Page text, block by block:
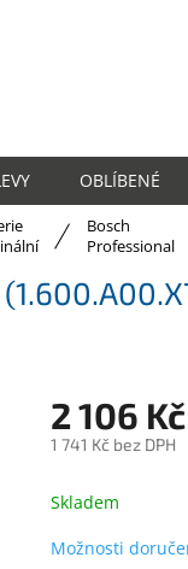
OBLÍBENÉ
Bosch
Professional
2 106 Kč
1 741 Kč bez DPH
cena:
Skladem
Možnosti